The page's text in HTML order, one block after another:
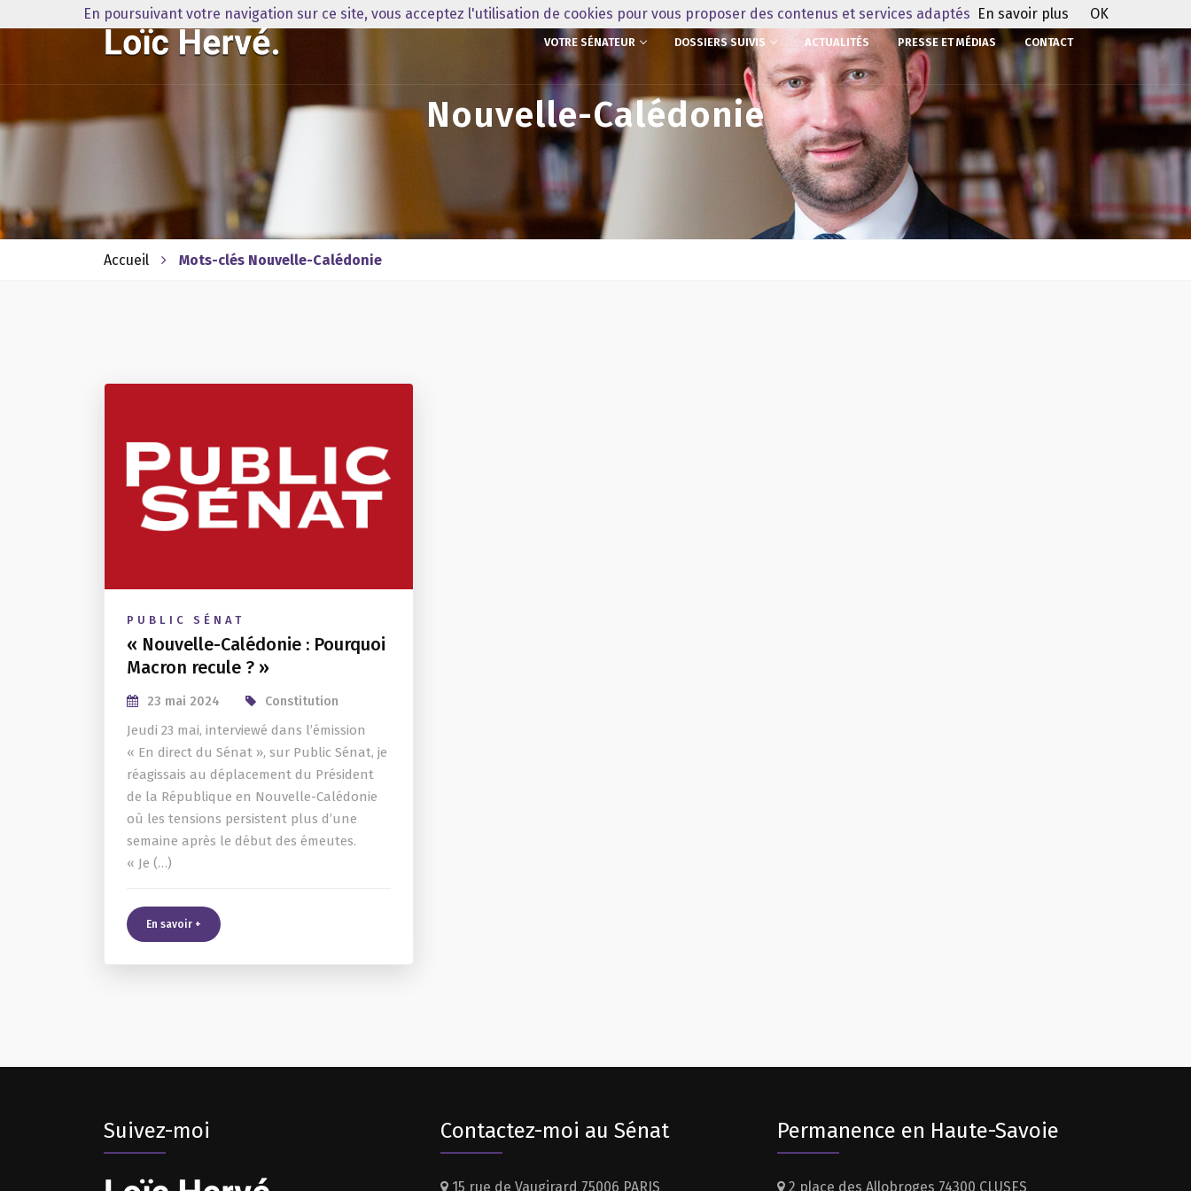
VOTRE SÉNATEUR DOSSIERS SUIVIS ACTUALITÉS PRESSE ET MÉDIAS CONTACT
Nouvelle-Calédonie
Accueil Mots-clés Nouvelle-Calédonie
PUBLIC SÉNAT
« Nouvelle-Calédonie : Pourquoi
Macron recule ? »
23 mai 2024 Constitution
Jeudi 23 mai, interviewé dans l’émission
« En direct du Sénat », sur Public Sénat, je
réagissais au déplacement du Président
de la République en Nouvelle-Calédonie
où les tensions persistent plus d’une
semaine après le début des émeutes.
« Je (…)
En savoir +
Suivez-moi Contactez-moi au Sénat
15 rue de Vaugirard 75006 PARIS
Permanence en Haute-Savoie
2 place des Allobroges 74300 CLUSES
En poursuivant votre navigation sur ce site, vous acceptez l'utilisation de cookies pour vous proposer des contenus et services adaptés En savoir plus OK